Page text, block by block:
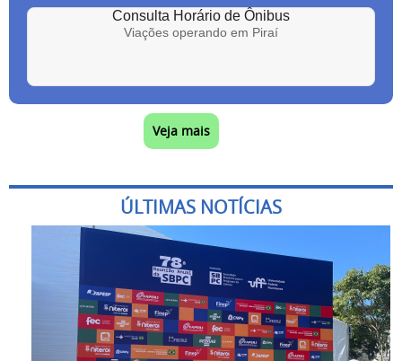
Consulta Horário de Ônibus
Viações operando em Piraí
Veja mais
ÚLTIMAS NOTÍCIAS